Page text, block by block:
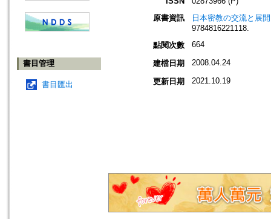
書目管理
書目匯出
原書資訊
日本密教の交流と展
9784816221118.
點閱次數
664
建檔日期 2008.04.24
更新日期 2021.10.19